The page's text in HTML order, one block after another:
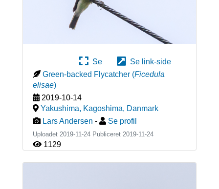
Se
Se link-side
Green-backed Flycatcher (Ficedula
elisae)
2019-10-14
Yakushima, Kagoshima, Danmark
Lars Andersen - Se profil
Uploadet 2019-11-24 Publiceret 2019-11-24
1129